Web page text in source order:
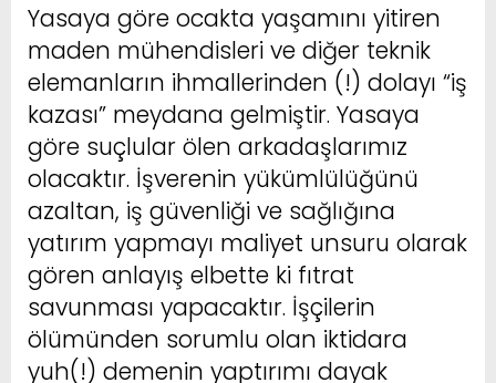
Yasaya göre ocakta yaşamını yitiren
maden mühendisleri ve diğer teknik
elemanların ihmallerinden (!) dolayı “iş
kazası” meydana gelmiştir. Yasaya
göre suçlular ölen arkadaşlarımız
olacaktır. İşverenin yükümlülüğünü
azaltan, iş güvenliği ve sağlığına
yatırım yapmayı maliyet unsuru olarak
gören anlayış elbette ki fıtrat
savunması yapacaktır. İşçilerin
ölümünden sorumlu olan iktidara
yuh(!) demenin yaptırımı dayak